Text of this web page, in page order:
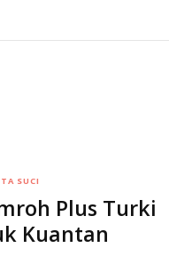
SUCI
Plus Turki
Kuantan